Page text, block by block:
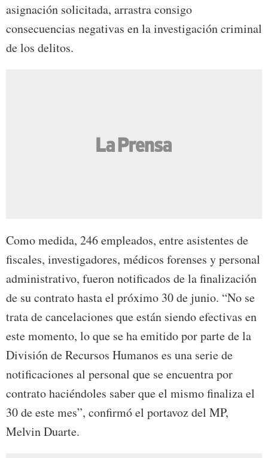
asignación solicitada, arrastra consigo
consecuencias negativas en la investigación criminal
de los delitos.
Como medida, 246 empleados, entre asistentes de
fiscales, investigadores, médicos forenses y personal
administrativo, fueron notificados de la finalización
de su contrato hasta el próximo 30 de junio. “No se
trata de cancelaciones que están siendo efectivas en
este momento, lo que se ha emitido por parte de la
División de Recursos Humanos es una serie de
notificaciones al personal que se encuentra por
contrato haciéndoles saber que el mismo finaliza el
30 de este mes”, confirmó el portavoz del MP,
Melvin Duarte.